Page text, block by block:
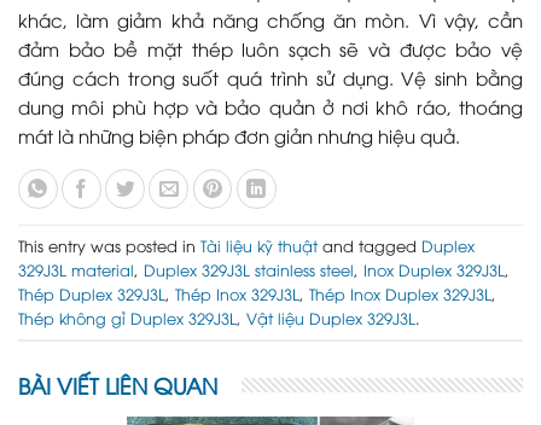
khác, làm giảm khả năng chống ăn mòn. Vì vậy, cần
đảm bảo bề mặt thép luôn sạch sẽ và được bảo vệ
đúng cách trong suốt quá trình sử dụng. Vệ sinh bằng
dung môi phù hợp và bảo quản ở nơi khô ráo, thoáng
mát là những biện pháp đơn giản nhưng hiệu quả.
This entry was posted in Tài liệu kỹ thuậtand tagged Duplex
329J3L material, Duplex 329J3L stainless steel, Inox Duplex 329J3L ,
Thép Duplex 329J3L , Thép Inox 329J3L , Thép Inox Duplex 329J3L ,
Thép không gỉ Duplex 329J3L , Vật liệu Duplex 329J3L .
BÀI VIẾT LIÊN QUAN